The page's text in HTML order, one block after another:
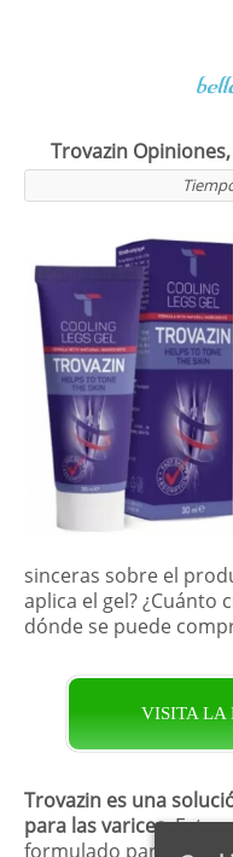
Trovazin
sinceras sobre el
aplica el gel? ¿Cuánto
dónde se puede
VISITA LA
Trovazin es una
para las varices. Este
formulado para